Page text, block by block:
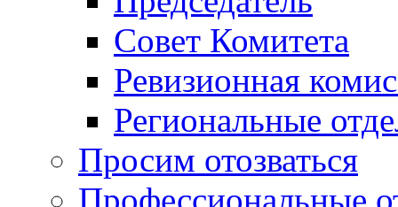
Совет Комитета
Ревизионная
Региональные
Просим отозваться
Профессиональные